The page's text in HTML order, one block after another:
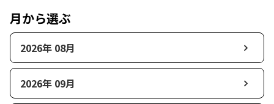
月から選ぶ
2026年 08月
2026年 09月